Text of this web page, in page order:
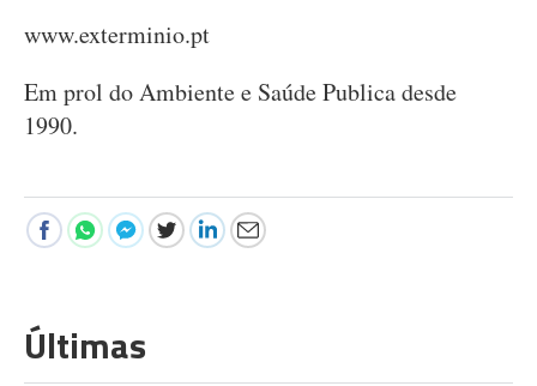
www.exterminio.pt
Em prol do Ambiente e Saúde Publica desde
1990.
Últimas